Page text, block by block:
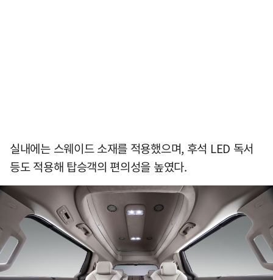
실내에는 스웨이드 소재를 적용했으며, 후석 LED 독서
등도 적용해 탑승객의 편의성을 높였다.